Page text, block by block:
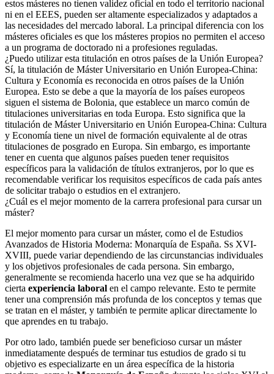
estos másteres no tienen validez oficial en todo el territorio nacional
ni en el EEES, pueden ser altamente especializados y adaptados a
las necesidades del mercado laboral. La principal diferencia con los
másteres oficiales es que los másteres propios no permiten el acceso
a un programa de doctorado ni a profesiones reguladas.
¿Puedo utilizar esta titulación en otros países de la Unión Europea?
Sí, la titulación de Máster Universitario en Unión Europea-China:
Cultura y Economía es reconocida en otros países de la Unión
Europea. Esto se debe a que la mayoría de los países europeos
siguen el sistema de Bolonia, que establece un marco común de
titulaciones universitarias en toda Europa. Esto significa que la
titulación de Máster Universitario en Unión Europea-China: Cultura
y Economía tiene un nivel de formación equivalente al de otras
titulaciones de posgrado en Europa. Sin embargo, es importante
tener en cuenta que algunos países pueden tener requisitos
específicos para la validación de títulos extranjeros, por lo que es
recomendable verificar los requisitos específicos de cada país antes
de solicitar trabajo o estudios en el extranjero.
¿Cuál es el mejor momento de la carrera profesional para cursar un
máster?
El mejor momento para cursar un máster, como el de Estudios
Avanzados de Historia Moderna: Monarquía de España. Ss XVI-
XVIII, puede variar dependiendo de las circunstancias individuales
y los objetivos profesionales de cada persona. Sin embargo,
generalmente se recomienda hacerlo una vez que se ha adquirido
cierta experiencia laboral en el campo relevante. Esto te permite
tener una comprensión más profunda de los conceptos y temas que
se tratan en el máster, y también te permite aplicar directamente lo
que aprendes en tu trabajo.
Por otro lado, también puede ser beneficioso cursar un máster
inmediatamente después de terminar tus estudios de grado si tu
objetivo es especializarte en un área específica de la historia